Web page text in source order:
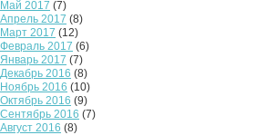
Май 2017 (7)
Апрель 2017 (8)
Март 2017 (12)
Февраль 2017 (6)
Январь 2017 (7)
Декабрь 2016 (8)
Ноябрь 2016 (10)
Октябрь 2016 (9)
Сентябрь 2016 (7)
Август 2016 (8)